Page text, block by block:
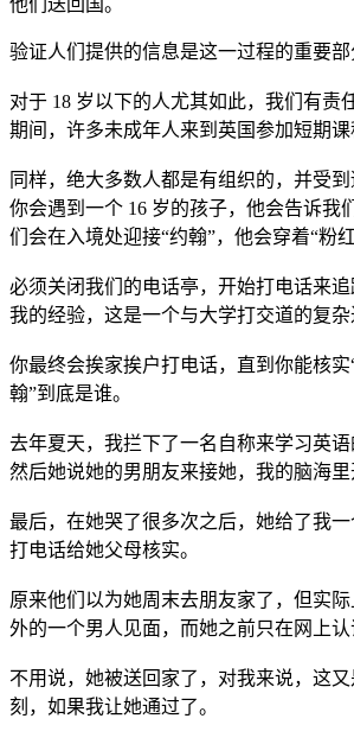
验证人们提供的信息是这一过程的重要部
对于 18 岁以下的人尤其如此，我们有责
期间，许多未成年人来到英国参加短期课
同样，绝大多数人都是有组织的，并受
你会遇到一个 16 岁的孩子，他会告诉我
们会在入境处迎接“约翰”，他会穿着“粉
必须关闭我们的电话亭，开始打电话来
我的经验，这是一个与大学打交道的复杂
你最终会挨家挨户打电话，直到你能核
翰”到底是谁。
去年夏天，我拦下了一名自称来学习英语
然后她说她的男朋友来接她，我的脑海里
最后，在她哭了很多次之后，她给了我
打电话给她父母核实。
原来他们以为她周末去朋友家了，但实
外的一个男人见面，而她之前只在网上认
不用说，她被送回家了，对我来说，这
刻，如果我让她通过了。